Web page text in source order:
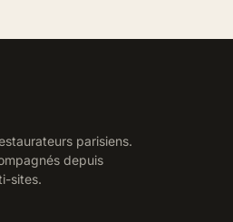
parisiens.
depuis
sites.